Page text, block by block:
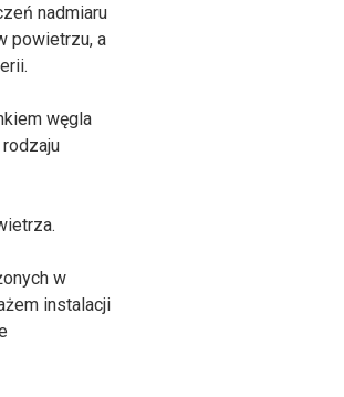
nadmiaru
powietrzu, a
węgla
w
instalacji